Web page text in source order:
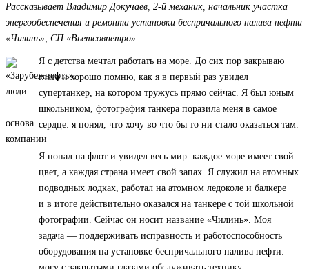
Рассказывает Владимир Докучаев, 2-й механик, начальник участка
энергообеспечения и ремонта установки беспричального налива нефти
«Чилинь», СП «Вьетсовпетро»:
Я с детства мечтал работать на море. До сих пор закрываю
глаза и хорошо помню, как я в первый раз увидел
супертанкер, на котором тружусь прямо сейчас. Я был юным
школьником, фотография танкера поразила меня в самое
сердце: я понял, что хочу во что бы то ни стало оказаться там.
Я попал на флот и увидел весь мир: каждое море имеет свой
цвет, а каждая страна имеет свой запах. Я служил на атомных
подводных лодках, работал на атомном ледоколе и балкере
и в итоге действительно оказался на танкере с той школьной
фотографии. Сейчас он носит название «Чилинь». Моя
задача — поддерживать исправность и работоспособность
оборудования на установке беспричального налива нефти:
могу с закрытыми глазами обслуживать технику